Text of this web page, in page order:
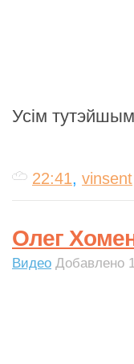
Усім
22:41, vinsent
Олег
Видео Добавлено